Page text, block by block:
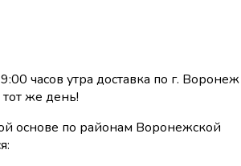
часов утра доставка по г. Воронеж
тот же день!
основе по районам Воронежской